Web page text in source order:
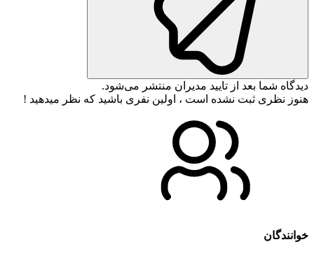
دیدگاه شما بعد از تایید مدیران منتشر می‌شود.
هنوز نظری ثبت نشده است ، اولین نفری باشید که نظر میدهید !
خوانندگان